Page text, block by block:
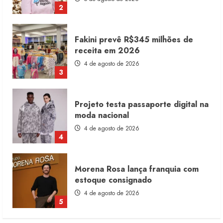
3
4
Projeto testa passaporte digital na
moda nacional
4 de agosto de 2026
5
Morena Rosa lança franquia com
estoque consignado
4 de agosto de 2026
1
Moda vende US$63,7 bilhões em
produtos licenciados
6 de agosto de 2026